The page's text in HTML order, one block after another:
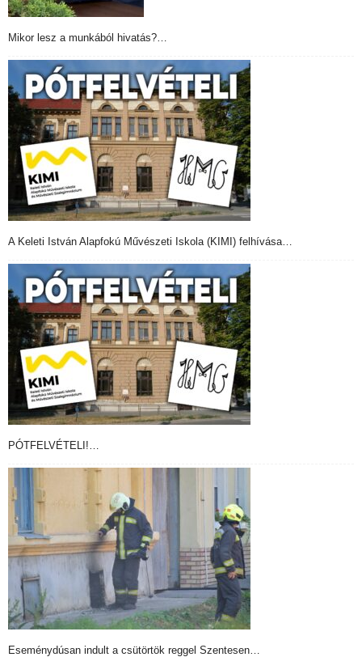
Mikor lesz a munkából hivatás?…
A Keleti István Alapfokú Művészeti Iskola (KIMI) felhívása…
PÓTFELVÉTELI!…
Eseménydúsan indult a csütörtök reggel Szentesen…